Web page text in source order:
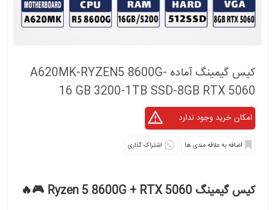
کیس گیمینگ آماده A620MK-RYZEN5 8600G-
16 GB 3200-1TB SSD-8GB RTX 5060
اشتراک گذاری
کیس گیمینگ Ryzen 5 8600G + RTX 5060 🎮🔥